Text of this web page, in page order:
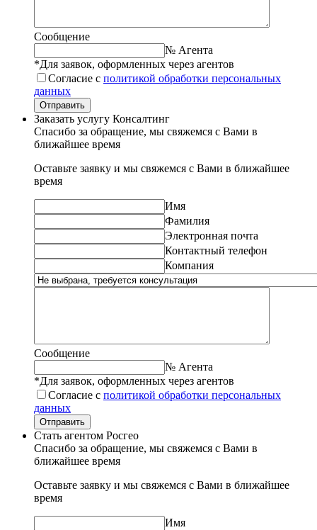
Сообщение
№ Агента
*Для заявок, оформленных через агентов
Согласие с политикой обработки персональных
данных
Отправить
Заказать услугу Консалтинг
Спасибо за обращение, мы свяжемся с Вами в
ближайшее время
Оставьте заявку и мы свяжемся с Вами в ближайшее
время
Имя
Фамилия
Электронная почта
Контактный телефон
Компания
Сообщение
№ Агента
*Для заявок, оформленных через агентов
Согласие с политикой обработки персональных
данных
Отправить
Стать агентом Росгео
Спасибо за обращение, мы свяжемся с Вами в
ближайшее время
Оставьте заявку и мы свяжемся с Вами в ближайшее
время
Имя